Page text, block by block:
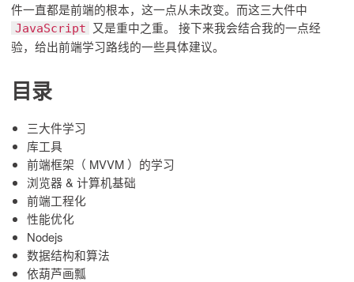
件一直都是前端的根本，这一点从未改变。而这三大件中
JavaScript 又是重中之重。 接下来我会结合我的一点经
验，给出前端学习路线的一些具体建议。
目录
三大件学习
库工具
前端框架（ MVVM ）的学习
浏览器 & 计算机基础
前端工程化
性能优化
Nodejs
数据结构和算法
依葫芦画瓢